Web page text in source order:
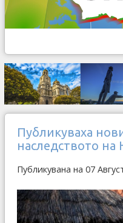
Публикуваха
наследството
Публикувана на 07